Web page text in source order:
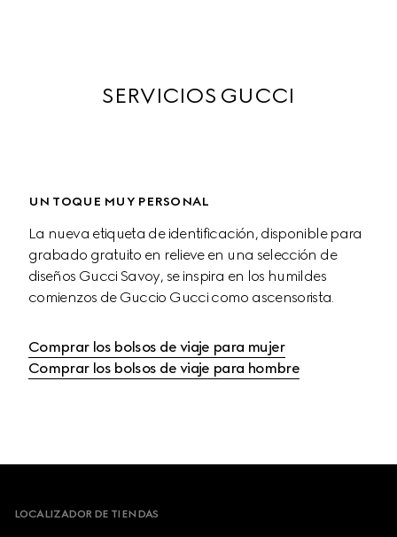
SERVICIOS GUCCI
UN TOQUE MUY PERSONAL
La nueva etiqueta de identificación, disponible para
grabado gratuito en relieve en una selección de
diseños Gucci Savoy, se inspira en los humildes
comienzos de Guccio Gucci como ascensorista.
Comprar los bolsos de viaje para mujer
Comprar los bolsos de viaje para hombre
LOCALIZADOR DE TIENDAS